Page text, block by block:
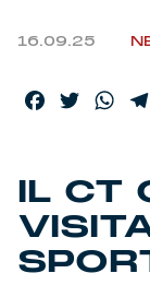
Fortissimo
16.09.25
Facebook
Twitter
IL CT